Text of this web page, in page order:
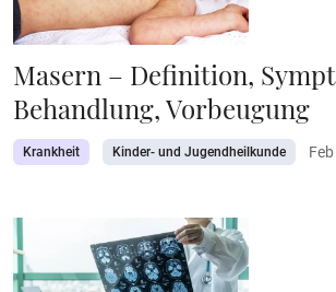
Masern – Definition,
Behandlung, Vorbeugung
Krankheit Kinder- und Jugendheilkunde